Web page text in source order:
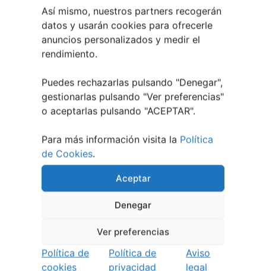
Así mismo, nuestros partners recogerán
datos y usarán cookies para ofrecerle
anuncios personalizados y medir el
rendimiento.
Puedes rechazarlas pulsando "Denegar",
gestionarlas pulsando "Ver preferencias"
o aceptarlas pulsando "ACEPTAR".
Para más información visita la Política
de Cookies.
Aceptar
Denegar
Ver preferencias
Política de
cookies
Política de
privacidad
Aviso
legal
1 julio, 2026
Noites de Cine 2026 | O
Barco de Valdeorras